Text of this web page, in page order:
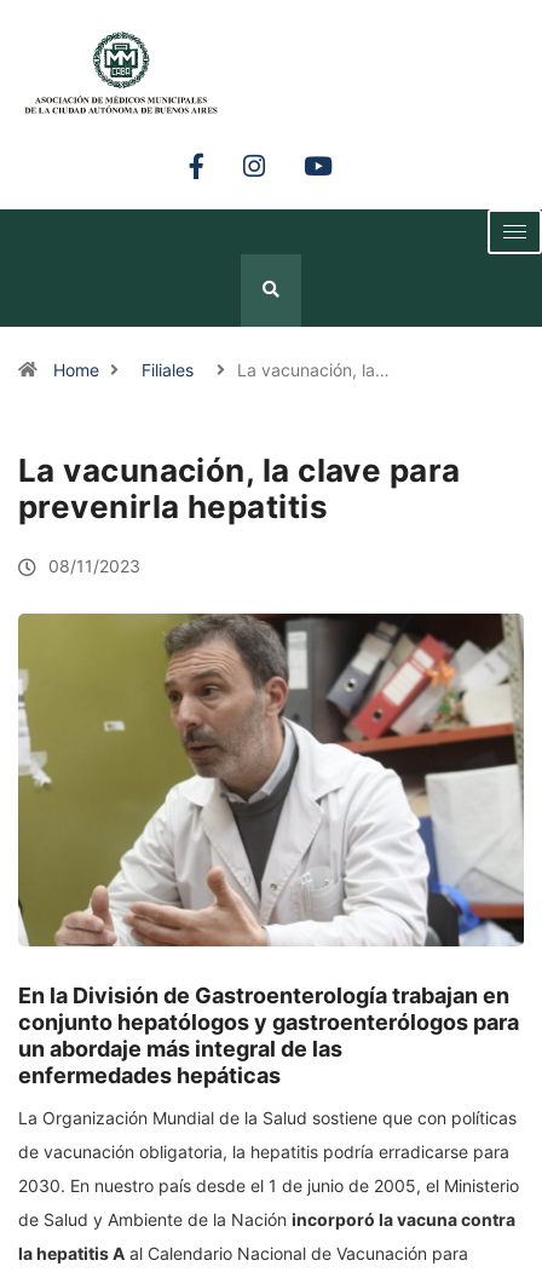
Home Filiales La vacunación, la…
La vacunación, la clave para
prevenirla hepatitis
08/11/2023
En la División de Gastroenterología trabajan en
conjunto hepatólogos y gastroenterólogos para
un abordaje más integral de las
enfermedades hepáticas
La Organización Mundial de la Salud sostiene que con políticas
de vacunación obligatoria, la hepatitis podría erradicarse para
2030. En nuestro país desde el 1 de junio de 2005, el Ministerio
de Salud y Ambiente de la Nación incorporó la vacuna contra
la hepatitis A al Calendario Nacional de Vacunación para